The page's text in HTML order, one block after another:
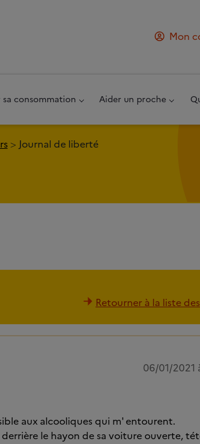
Mon
sa consommation Aider un proche
Journal de liberté
Retourner à la liste
06/01/2021
aux alcooliques qui m' entourent.
le hayon de sa voiture ouverte,